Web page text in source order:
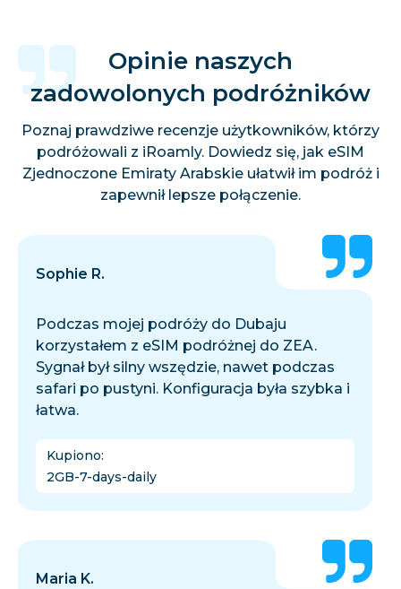
Opinie naszych
zadowolonych podróżników
Poznaj prawdziwe recenzje użytkowników, którzy
podróżowali z iRoamly. Dowiedz się, jak eSIM
Zjednoczone Emiraty Arabskie ułatwił im podróż i
zapewnił lepsze połączenie.
Sophie R.
Podczas mojej podróży do Dubaju
korzystałem z eSIM podróżnej do ZEA.
Sygnał był silny wszędzie, nawet podczas
safari po pustyni. Konfiguracja była szybka i
łatwa.
Kupiono:
2GB-7-days-daily
Maria K.